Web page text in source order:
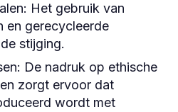
Het gebruik van
en gerecycleerde
stijging.
De nadruk op ethische
zorgt ervoor dat
wordt met